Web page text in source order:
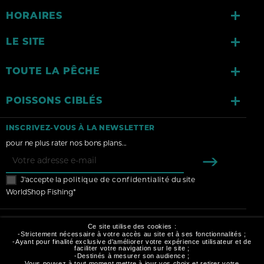
HORAIRES 
LE SITE 
TOUTE LA PÊCHE 
POISSONS CIBLÉS 
Ce site utilise des cookies :
-Strictement nécessaire à votre accès au site et à ses fonctionnalités ;
-Ayant pour finalité exclusive d'améliorer votre expérience utilisateur et de
faciliter votre navigation sur le site ;
-Destinés à mesurer son audience ;
INSCRIVEZ-VOUS À LA NEWSLETTER
pour ne plus rater nos bons plans...
J'accepte la politique de confidentialité du site
WorldShop Fishing*
MODES DE PAIEMENT :